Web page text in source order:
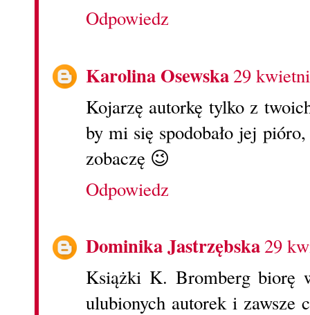
Odpowiedz
Karolina Osewska29
Kojarzę autorkę tylko z
by mi się spodobało jej
zobaczę 😉
Odpowiedz
Dominika Jastrzębska29
Książki K. Bromberg biorę
ulubionych autorek i zawsze